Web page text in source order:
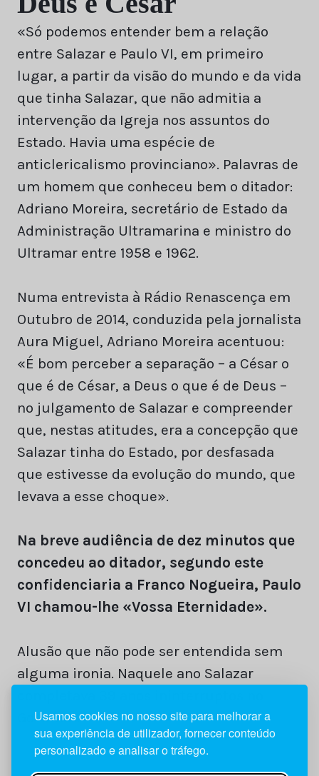
Usamos cookies no nosso site para melhorar a
sua experiência de utilizador, fornecer conteúdo
personalizado e analisar o tráfego.
«Só podemos entender bem a relação
entre Salazar e Paulo VI, em primeiro
lugar, a partir da visão do mundo e da vida
que tinha Salazar, que não admitia a
intervenção da Igreja nos assuntos do
Estado. Havia uma espécie de
anticlericalismo provinciano». Palavras de
um homem que conheceu bem o ditador:
Adriano Moreira, secretário de Estado da
Administração Ultramarina e ministro do
Ultramar entre 1958 e 1962.
Numa entrevista à Rádio Renascença em
Outubro de 2014, conduzida pela jornalista
Aura Miguel, Adriano Moreira acentuou:
«É bom perceber a separação – a César o
que é de César, a Deus o que é de Deus –
no julgamento de Salazar e compreender
que, nestas atitudes, era a concepção que
Salazar tinha do Estado, por desfasada
que estivesse da evolução do mundo, que
levava a esse choque».
Na breve audiência de dez minutos que
concedeu ao ditador, segundo este
confidenciaria a Franco Nogueira, Paulo
VI chamou-lhe «Vossa Eternidade».
Alusão que não pode ser entendida sem
alguma ironia. Naquele ano Salazar
Governo…